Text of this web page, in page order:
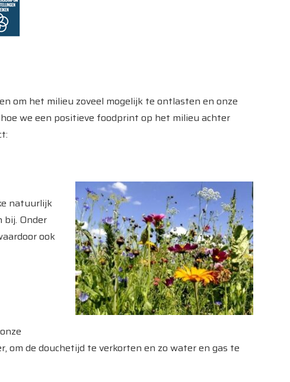
om het milieu zoveel mogelijk te ontlasten en onze
we een positieve foodprint op het milieu achter
natuurlijk
bij. Onder
ook
om de douchetijd te verkorten en zo water en gas te